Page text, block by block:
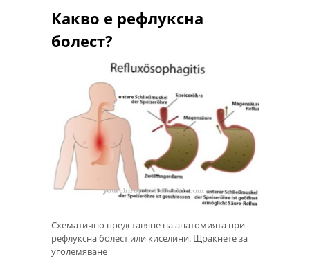
Какво е рефлуксна
болест?
Схематично представяне на анатомията при
рефлуксна болест или киселини. Щракнете за
уголемяване